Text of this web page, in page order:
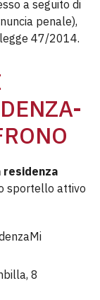
a seguito di
penale),
47/2014.
sportello attivo
8